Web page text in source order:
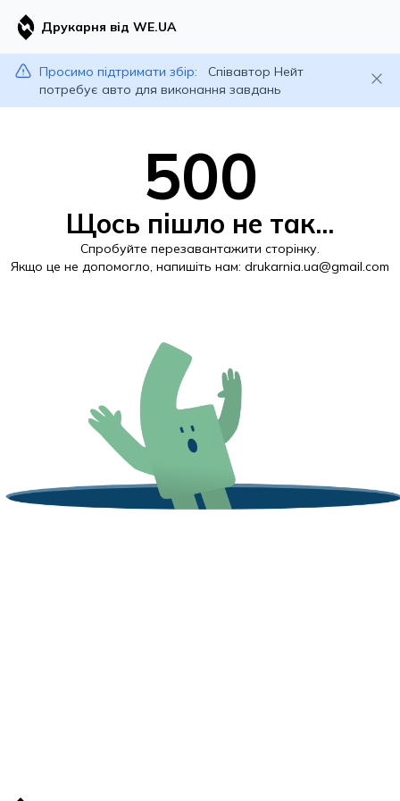
Друкарня від WE.UA
Просимо підтримати збір:
Співавтор Нейт
потребує авто для виконання завдань
500
Щось пішло не так...
Спробуйте перезавантажити сторінку.
Якщо це не допомогло, напишіть нам: drukarnia.ua@gmail.com